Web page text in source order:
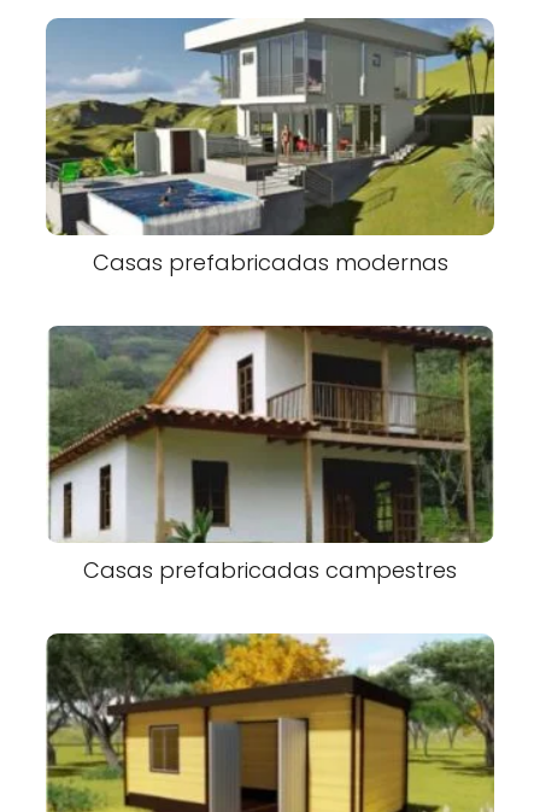
Casas prefabricadas modernas
Casas prefabricadas campestres